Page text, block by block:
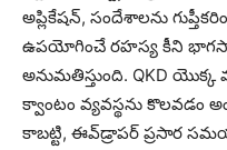
అప్లికేషన్, సందేశాలను
ఉపయోగించే రహస్య కీని
అనుమతిస్తుంది. QKD యొక్క
క్వాంటం వ్యవస్థను కొలవడం
కాబట్టి, ఈవ్‌డ్రాపర్ ప్రసార